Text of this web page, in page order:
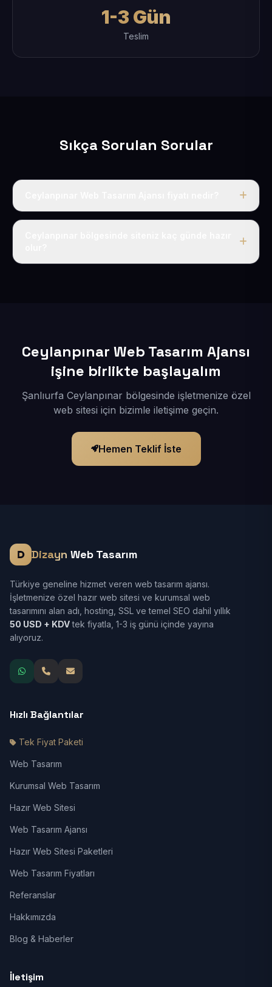
1-3 Gün
Teslim
Sıkça Sorulan Sorular
Tek fiyat uygulanır: yıllık 50 USD + KDV. Bu bedele alan
Ceylanpınar Web Tasarım Ajansı
işine birlikte başlayalım
Şanlıurfa Ceylanpınar bölgesinde işletmenize özel
web sitesi için bizimle iletişime geçin.
Hemen Teklif İste
Dizayn Web Tasarım
Türkiye geneline hizmet veren web tasarım ajansı.
İşletmenize özel hazır web sitesi ve kurumsal web
tasarımını alan adı, hosting, SSL ve temel SEO dahil yıllık
50 USD + KDVtek fiyatla, 1-3 iş günü içinde yayına
alıyoruz.
Hızlı Bağlantılar
Tek Fiyat Paketi
Web Tasarım
Kurumsal Web Tasarım
Hazır Web Sitesi
Web Tasarım Ajansı
Hazır Web Sitesi Paketleri
Web Tasarım Fiyatları
Referanslar
Hakkımızda
Blog & Haberler
İletişim